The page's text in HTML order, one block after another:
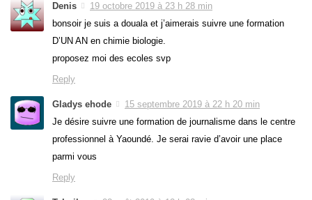
Denis
19 octobre 2019 à 23 h 28 min
bonsoir je suis a douala et j’aimerais suivre une formation
D’UN AN en chimie biologie.
proposez moi des ecoles svp
Reply
Gladys ehode
15 septembre 2019 à 22 h 20 min
Je désire suivre une formation de journalisme dans le centre
professionnel à Yaoundé. Je serai ravie d’avoir une place
parmi vous
Reply